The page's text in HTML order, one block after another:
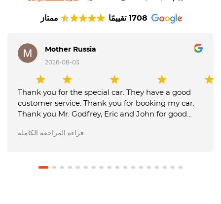
ممتاز 1708 تقييمًا
Mother Russia
2026-08-03
Thank you for the special car. They have a good
customer service. Thank you for booking my car.
Thank you Mr. Godfrey, Eric and John for good
Luxury Car Rental is the best.
قراءة المراجعة الكاملة